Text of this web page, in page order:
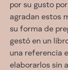
por su gusto
agradan estos
su forma de
gestó en un
una referencia
elaborarlos sin